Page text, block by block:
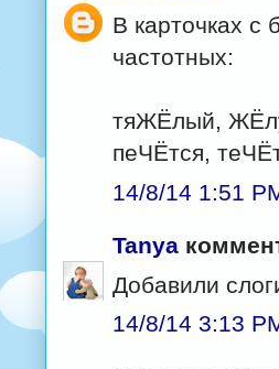
В карточках
частотных:
тяЖЁлый,
пеЧЁтся,
14/8/14 1:51
Tanya
Добавили
14/8/14 3:13